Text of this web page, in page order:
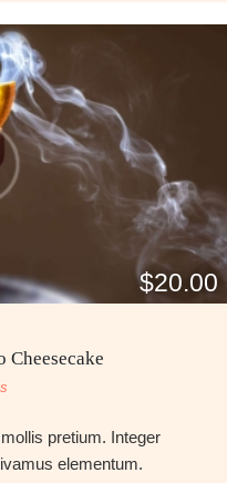
$20.00
Cheesecake
pretium. Integer
elementum.